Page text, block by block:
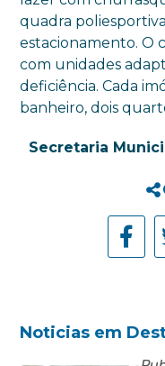
quadra
estacionamento. O
com unidades
deficiência. Cada
banheiro, dois
Secretaria
Noticias em